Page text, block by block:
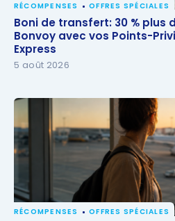
Boni de transfert: 30 % plus
Bonvoy avec vos Points-
Express
RÉCOMPENSES OFFRES SPÉCIALES
Boni de transfert: 30 % plus
Bonvoy avec vos Points-
Express
5 août 2026
RÉCOMPENSES OFFRES SPÉCIALES